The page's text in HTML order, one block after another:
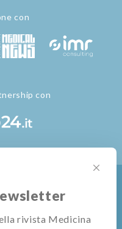
con
con
Gestione Cookie
S.r.l.
rivista Medicina